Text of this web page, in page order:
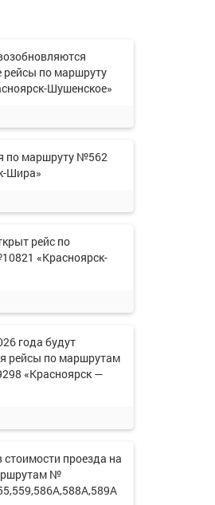
по маршруту
Шушенское»
по маршруту №562
Шира»
рейс по
«Красноярск-
года будут
рейсы по маршрутам
«Красноярск —
стоимости проезда на
№